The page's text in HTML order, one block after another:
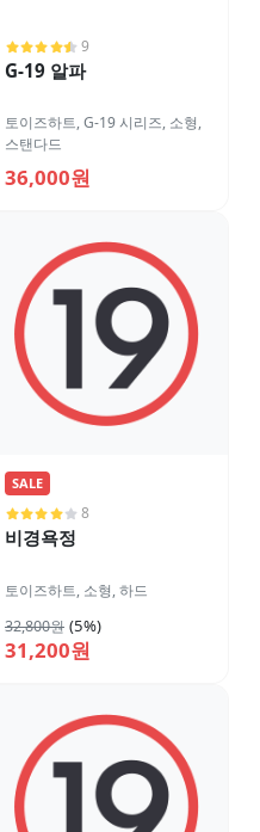
9
G-19 알파
토이즈하트,G-19 시리즈, 소형,
스탠다드
36,000원
SALE
8
비경욕정
토이즈하트, 소형,하드
32,800원 (5%)
31,200원